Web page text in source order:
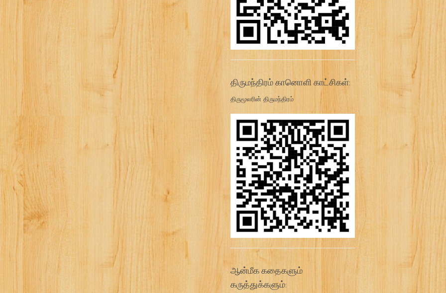
திருமந்திரம் கானொளி காட்சிகள்:
திருமூலரின் திருமந்திரம்
ஆன்மீக கதைகளும்
கருத்துக்களும்: